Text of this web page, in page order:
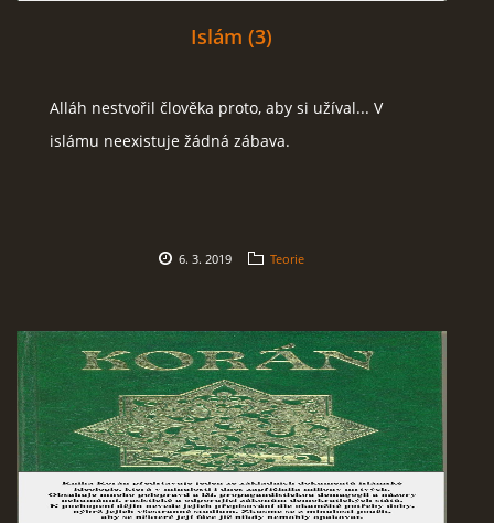
Islám (3)
Alláh nestvořil člověka proto, aby si užíval... V
islámu neexistuje žádná zábava.
6. 3. 2019 Teorie